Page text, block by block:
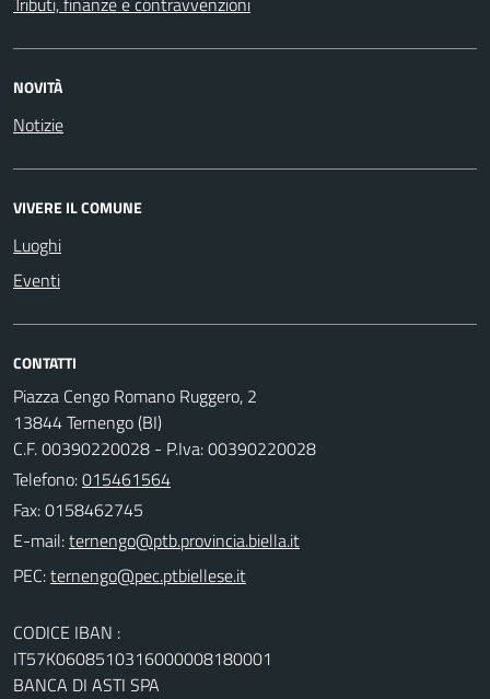
NOVITÀ
Notizie
VIVERE IL COMUNE
Luoghi
Eventi
CONTATTI
Piazza Cengo Romano Ruggero, 2
13844 Ternengo (BI)
C.F. 00390220028 - P.Iva: 00390220028
Telefono:015461564
Fax: 0158462745
E-mail:
PEC:
CODICE IBAN :
IT57K0608510316000008180001
BANCA DI ASTI SPA